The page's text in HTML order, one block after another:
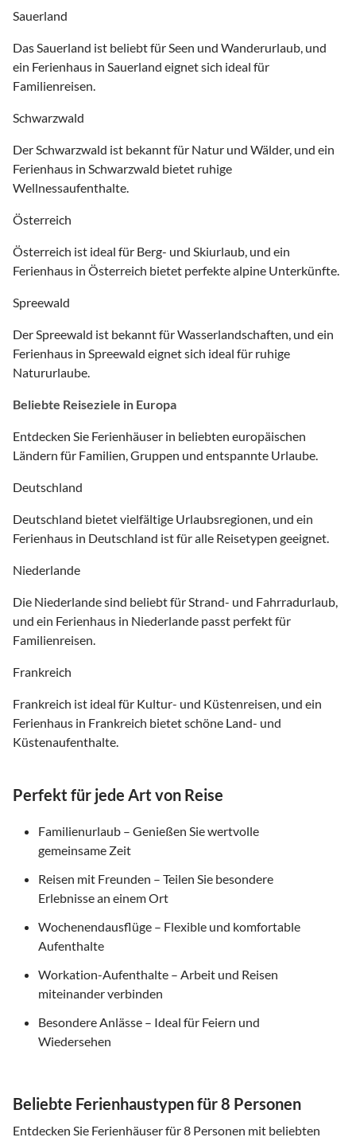
Sauerland
Das Sauerland ist beliebt für Seen und Wanderurlaub, und
ein Ferienhaus in Sauerland eignet sich ideal für
Familienreisen.
Schwarzwald
Der Schwarzwald ist bekannt für Natur und Wälder, und ein
Ferienhaus in Schwarzwald bietet ruhige
Wellnessaufenthalte.
Österreich
Österreich ist ideal für Berg- und Skiurlaub, und ein
Ferienhaus in Österreich bietet perfekte alpine Unterkünfte.
Spreewald
Der Spreewald ist bekannt für Wasserlandschaften, und ein
Ferienhaus in Spreewald eignet sich ideal für ruhige
Natururlaube.
Beliebte Reiseziele in Europa
Entdecken Sie Ferienhäuser in beliebten europäischen
Ländern für Familien, Gruppen und entspannte Urlaube.
Deutschland
Deutschland bietet vielfältige Urlaubsregionen, und ein
Ferienhaus in Deutschland ist für alle Reisetypen geeignet.
Niederlande
Die Niederlande sind beliebt für Strand- und Fahrradurlaub,
und ein Ferienhaus in Niederlande passt perfekt für
Familienreisen.
Frankreich
Frankreich ist ideal für Kultur- und Küstenreisen, und ein
Ferienhaus in Frankreich bietet schöne Land- und
Küstenaufenthalte.
Perfekt für jede Art von Reise
Familienurlaub – Genießen Sie wertvolle
gemeinsame Zeit
Reisen mit Freunden – Teilen Sie besondere
Erlebnisse an einem Ort
Wochenendausflüge – Flexible und komfortable
Aufenthalte
Workation-Aufenthalte – Arbeit und Reisen
miteinander verbinden
Besondere Anlässe – Ideal für Feiern und
Wiedersehen
Beliebte Ferienhaustypen für 8 Personen
Entdecken Sie Ferienhäuser für 8 Personen mit beliebten